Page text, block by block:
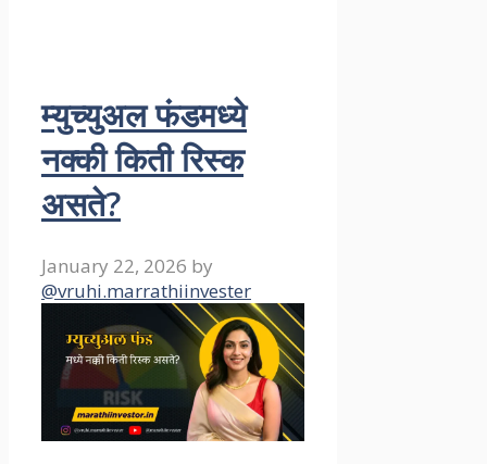
म्युच्युअल फंडमध्ये
नक्की किती रिस्क
असते?
January 22, 2026 by
@vruhi.marrathiinvester